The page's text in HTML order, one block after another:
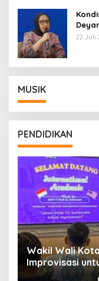
22 Juli
MUSIK
PENDIDIKAN
Wakil Wali
Improvisasi
Pendidikan